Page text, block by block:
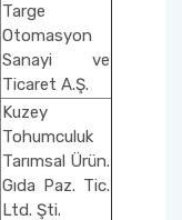
Targe
Otomasyon
Sanayi ve
Ticaret A.Ş.
Kuzey
Tohumculuk
Tarımsal Ürün.
Gıda Paz. Tic.
Ltd. Şti.